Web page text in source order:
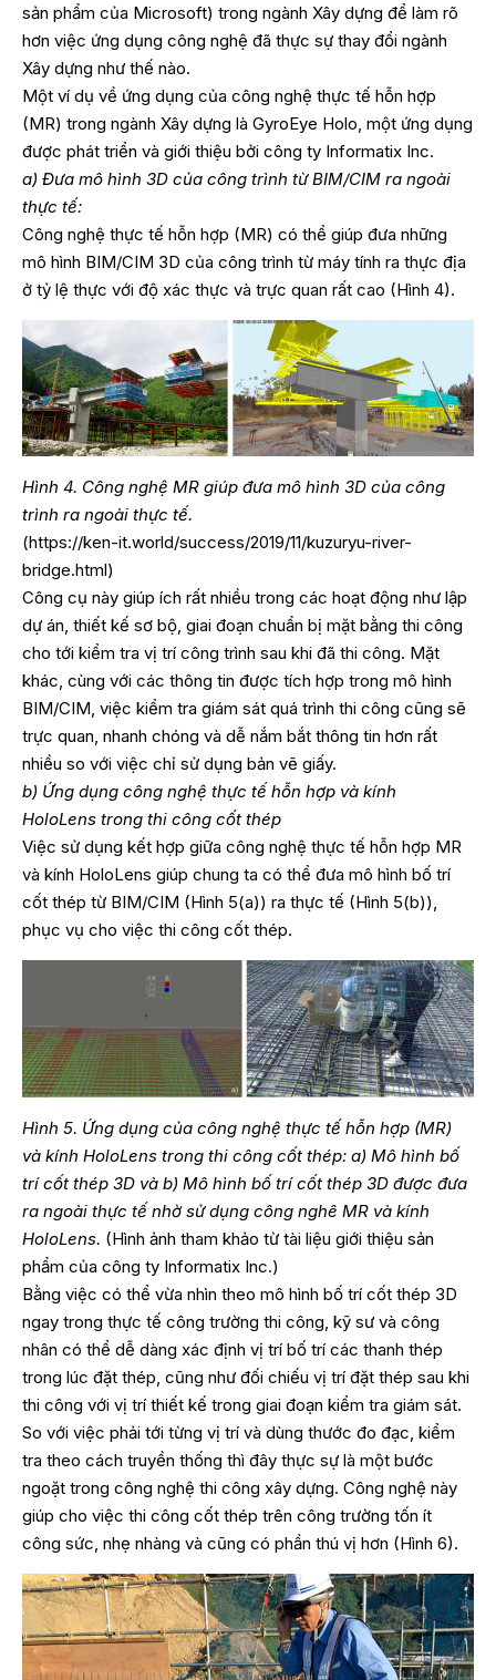
sản phẩm của Microsoft) trong ngành Xây dựng để làm rõ
hơn việc ứng dụng công nghệ đã thực sự thay đổi ngành
Xây dựng như thế nào.
Một ví dụ về ứng dụng của công nghệ thực tế hỗn hợp
(MR) trong ngành Xây dựng là GyroEye Holo, một ứng dụng
được phát triển và giới thiệu bởi công ty Informatix Inc.
a) Đưa mô hình 3D của công trình từ BIM/CIM ra ngoài
thực tế:
Công nghệ thực tế hỗn hợp (MR) có thể giúp đưa những
mô hình BIM/CIM 3D của công trình từ máy tính ra thực địa
ở tỷ lệ thực với độ xác thực và trực quan rất cao (Hình 4).
Hình 4. Công nghệ MR giúp đưa mô hình 3D của công
trình ra ngoài thực tế.
(https://ken-it.world/success/2019/11/kuzuryu-river-
bridge.html)
Công cụ này giúp ích rất nhiều trong các hoạt động như lập
dự án, thiết kế sơ bộ, giai đoạn chuẩn bị mặt bằng thi công
cho tới kiểm tra vị trí công trình sau khi đã thi công. Mặt
khác, cùng với các thông tin được tích hợp trong mô hình
BIM/CIM, việc kiểm tra giám sát quá trình thi công cũng sẽ
trực quan, nhanh chóng và dễ nắm bắt thông tin hơn rất
nhiều so với việc chỉ sử dụng bản vẽ giấy.
b) Ứng dụng công nghệ thực tế hỗn hợp và kính
HoloLens trong thi công cốt thép
Việc sử dụng kết hợp giữa công nghệ thực tế hỗn hợp MR
và kính HoloLens giúp chung ta có thể đưa mô hình bố trí
cốt thép từ BIM/CIM (Hình 5(a)) ra thực tế (Hình 5(b)),
phục vụ cho việc thi công cốt thép.
Hình 5. Ứng dụng của công nghệ thực tế hỗn hợp (MR)
và kính HoloLens trong thi công cốt thép: a) Mô hình bố
trí cốt thép 3D và b) Mô hình bố trí cốt thép 3D được đưa
ra ngoài thực tế nhờ sử dụng công nghê MR và kính
HoloLens. (Hình ảnh tham khảo từ tài liệu giới thiệu sản
phẩm của công ty Informatix Inc.)
Bằng việc có thể vừa nhìn theo mô hình bố trí cốt thép 3D
ngay trong thực tế công trường thi công, kỹ sư và công
nhân có thể dễ dàng xác định vị trí bố trí các thanh thép
trong lúc đặt thép, cũng như đối chiếu vị trí đặt thép sau khi
thi công với vị trí thiết kế trong giai đoạn kiểm tra giám sát.
So với việc phải tới từng vị trí và dùng thước đo đạc, kiểm
tra theo cách truyền thống thì đây thực sự là một bước
ngoặt trong công nghệ thi công xây dựng. Công nghệ này
giúp cho việc thi công cốt thép trên công trường tốn ít
công sức, nhẹ nhàng và cũng có phần thú vị hơn (Hình 6).